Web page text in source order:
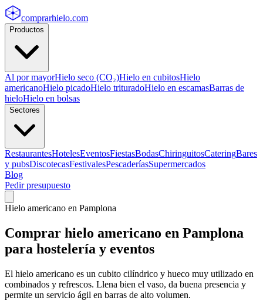
comprarhielo.com
Productos
Al por mayorHielo seco (CO₂)Hielo en cubitosHielo
americanoHielo picadoHielo trituradoHielo en escamasBarras de
hieloHielo en bolsas
Sectores
RestaurantesHotelesEventosFiestasBodasChiringuitosCateringBares
y pubsDiscotecasFestivalesPescaderíasSupermercados
Blog
Pedir presupuesto
Hielo americano en Pamplona
Comprar hielo americano en Pamplona
para hostelería y eventos
El hielo americano es un cubito cilíndrico y hueco muy utilizado en
combinados y refrescos. Llena bien el vaso, da buena presencia y
permite un servicio ágil en barras de alto volumen.